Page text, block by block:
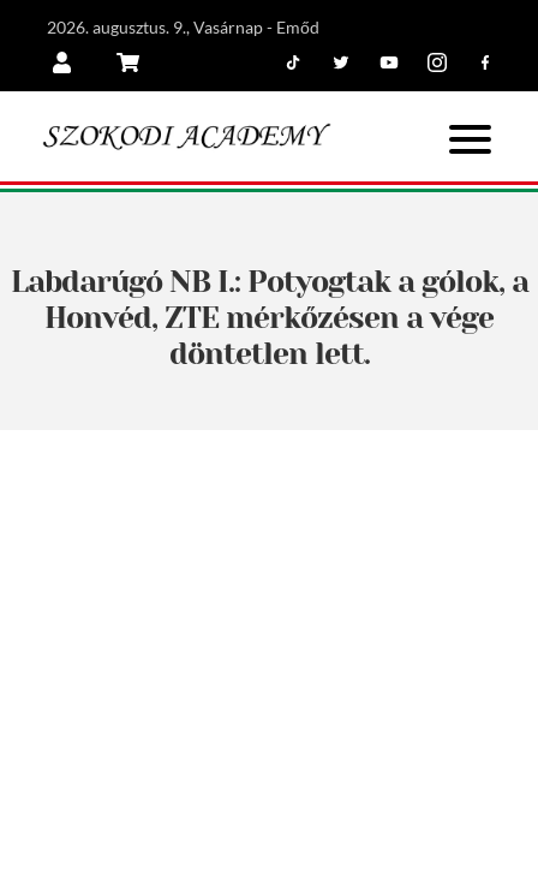
2026. augusztus. 9., Vasárnap - Emőd
Labdarúgó NB I.: Potyogtak a gólok, a
Honvéd, ZTE mérkőzésen a vége
döntetlen lett.